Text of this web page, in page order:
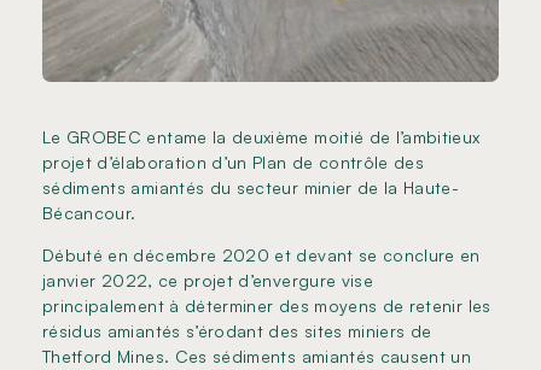
Le GROBEC entame la deuxième moitié de l’ambitieux
projet d’élaboration d’un Plan de contrôle des
sédiments amiantés du secteur minier de la Haute-
Bécancour.
Débuté en décembre 2020 et devant se conclure en
janvier 2022, ce projet d’envergure vise
principalement à déterminer des moyens de retenir les
résidus amiantés s’érodant des sites miniers de
Thetford Mines. Ces sédiments amiantés causent un